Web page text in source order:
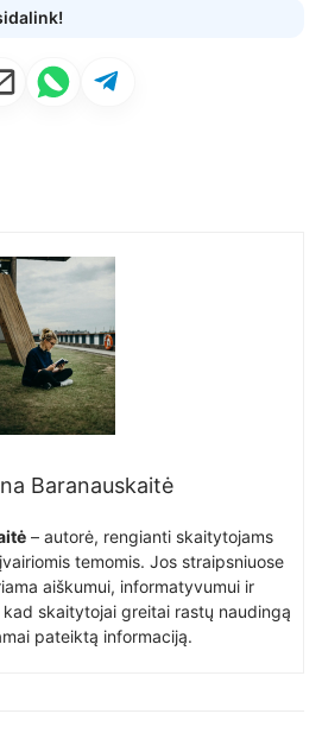
Baranauskaitė
– autorė, rengianti skaitytojams
temomis. Jos straipsniuose
aiškumui, informatyvumui ir
skaitytojai greitai rastų naudingą
pateiktą informaciją.